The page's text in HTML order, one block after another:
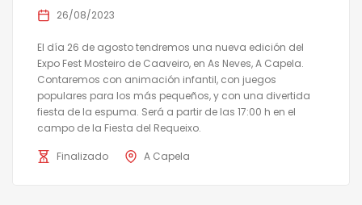
26/08/2023
El día 26 de agosto tendremos una nueva edición del
Expo Fest Mosteiro de Caaveiro, en As Neves, A Capela.
Contaremos con animación infantil, con juegos
populares para los más pequeños, y con una divertida
fiesta de la espuma. Será a partir de las 17:00 h en el
campo de la Fiesta del Requeixo.
Finalizado A Capela